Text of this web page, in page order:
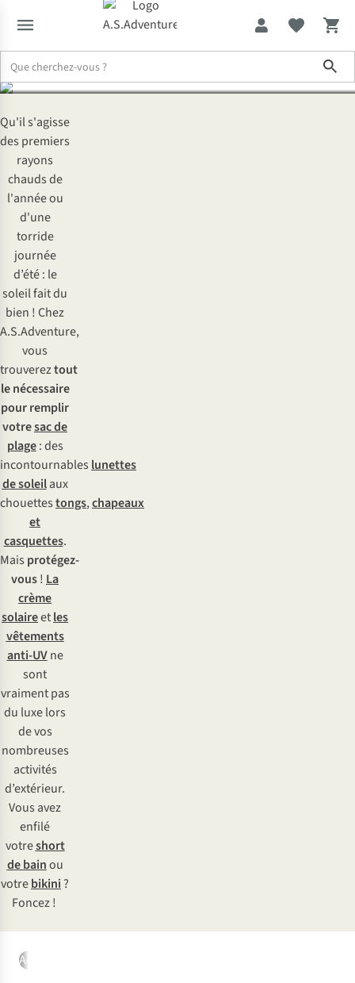
journée d’été
Qu'il s'agisse
des premiers
rayons
chauds de
l'année ou
d'une
torride
journée
d’été : le
soleil fait du
bien ! Chez
A.S.Adventure,
vous
trouvereztout
le nécessaire
pour remplir
votresac de
plage : des
incontournables lunettes
de soleilaux
chouettestongs,chapeaux
et
casquettes.
Mais protégez-
vous! La
crème
solaireetles
vêtements
anti-UVne
sont
vraiment pas
du luxe lors
de vos
nombreuses
activités
d’extérieur.
Vous avez
enfilé
votreshort
de bainou
votrebikini ?
Foncez !
Activités estivales